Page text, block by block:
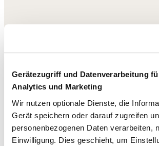
Gerätezugriff und Datenverarbeitung
Analytics und Marketing
Wir nutzen optionale Dienste, die
Gerät speichern oder darauf zugreifen
personenbezogenen Daten verarbeiten,
Einwilligung. Dies geschieht, um